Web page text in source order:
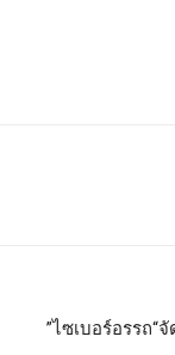
”ไซเบอร์อรรถ“